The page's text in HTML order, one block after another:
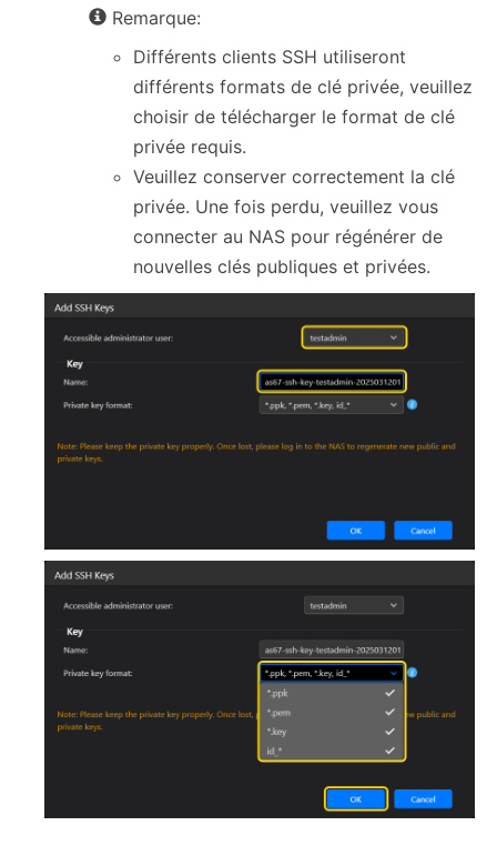
Remarque:
Différents clients SSH utiliseront
différents formats de clé privée, veuillez
choisir de télécharger le format de clé
privée requis.
Veuillez conserver correctement la clé
privée. Une fois perdu, veuillez vous
connecter au NAS pour régénérer de
nouvelles clés publiques et privées.